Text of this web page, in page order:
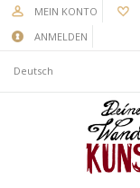
MEIN KONTO
ANMELDEN
Deutsch